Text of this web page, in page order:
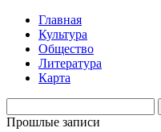
Главная
Культура
Общество
Литература
Карта
Прошлые записи